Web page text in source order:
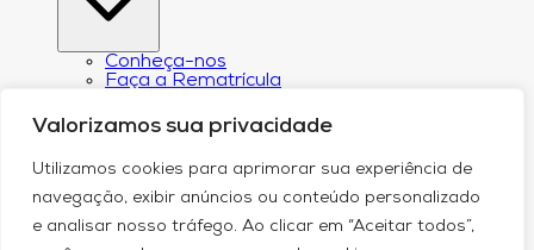
Valorizamos sua privacidade
Utilizamos cookies para aprimorar sua experiência de
navegação, exibir anúncios ou conteúdo personalizado
e analisar nosso tráfego. Ao clicar em “Aceitar todos”,
Conheça-nos
Faça a Rematrícula
Estatuto e Regimento
Regulamento Extraordinário Aproveitamento
Resoluções e Portarias
Política de Privacidade
Egressos
CPA – Comissão Própria de Avaliação
Núcleo de Prática Jurídica